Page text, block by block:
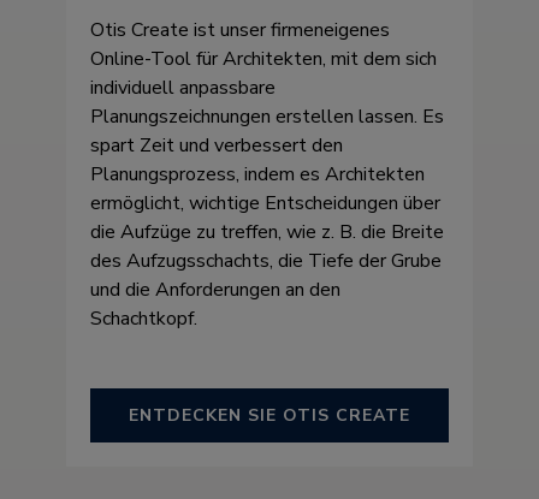
Otis Create ist unser firmeneigenes
Online-Tool für Architekten, mit dem sich
individuell anpassbare
Planungszeichnungen erstellen lassen. Es
spart Zeit und verbessert den
Planungsprozess, indem es Architekten
ermöglicht, wichtige Entscheidungen über
die Aufzüge zu treffen, wie z. B. die Breite
des Aufzugsschachts, die Tiefe der Grube
und die Anforderungen an den
Schachtkopf.
ENTDECKEN SIE OTIS CREATE